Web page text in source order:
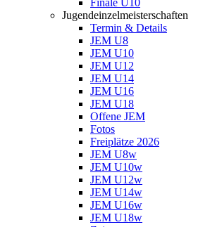
Finale U10
Jugendeinzelmeisterschaften
Termin & Details
JEM U8
JEM U10
JEM U12
JEM U14
JEM U16
JEM U18
Offene JEM
Fotos
Freiplätze 2026
JEM U8w
JEM U10w
JEM U12w
JEM U14w
JEM U16w
JEM U18w